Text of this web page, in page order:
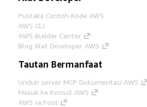
Pustaka Contoh Kode AWS
AWS CLI
AWS Builder Center
Blog Alat Developer AWS
Tautan Bermanfaat
Unduh server MCP Dokumentasi AWS
Masuk ke Konsol AWS
AWS re:Post